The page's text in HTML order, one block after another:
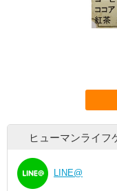
ヒューマンライフ
LINE@